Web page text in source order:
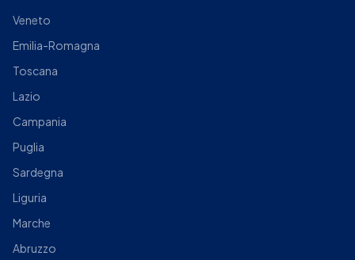
Veneto
Emilia-Romagna
Toscana
Lazio
Campania
Puglia
Sardegna
Liguria
Marche
Abruzzo